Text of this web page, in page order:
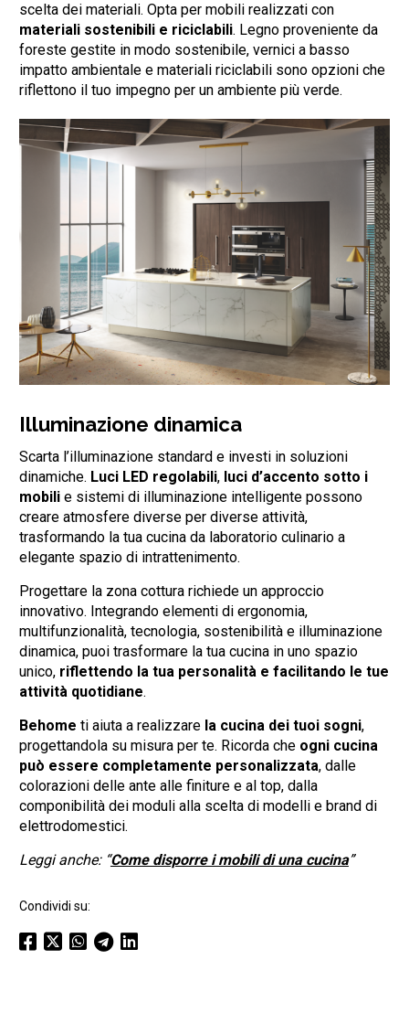
scelta dei materiali. Opta per mobili realizzati con
materiali sostenibili e riciclabili. Legno proveniente da
foreste gestite in modo sostenibile, vernici a basso
impatto ambientale e materiali riciclabili sono opzioni che
riflettono il tuo impegno per un ambiente più verde.
Illuminazione dinamica
Scarta l’illuminazione standard e investi in soluzioni
dinamiche. Luci LED regolabili, luci d’accento sotto i
mobilie sistemi di illuminazione intelligente possono
creare atmosfere diverse per diverse attività,
trasformando la tua cucina da laboratorio culinario a
elegante spazio di intrattenimento.
Progettare la zona cottura richiede un approccio
innovativo. Integrando elementi di ergonomia,
multifunzionalità, tecnologia, sostenibilità e illuminazione
dinamica, puoi trasformare la tua cucina in uno spazio
unico, riflettendo la tua personalità e facilitando le tue
attività quotidiane.
Behome ti aiuta a realizzare la cucina dei tuoi sogni,
progettandola su misura per te. Ricorda che ogni cucina
può essere completamente personalizzata, dalle
colorazioni delle ante alle finiture e al top, dalla
componibilità dei moduli alla scelta di modelli e brand di
elettrodomestici.
Leggi anche: “Come disporre i mobili di una cucina”
Condividi su: